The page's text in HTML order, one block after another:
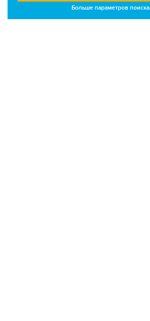
Больше параметров поиска